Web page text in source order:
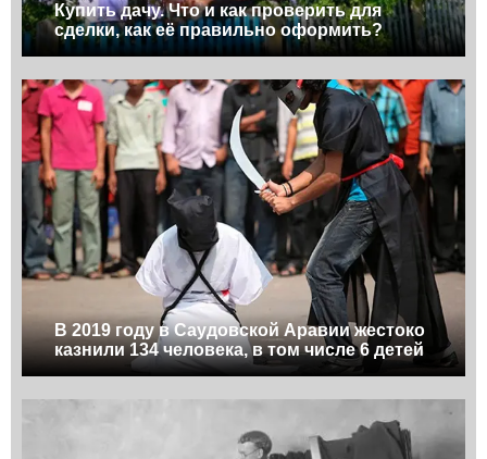
Купить дачу. Что и как проверить для
сделки, как её правильно оформить?
В 2019 году в Саудовской Аравии жестоко
казнили 134 человека, в том числе 6 детей